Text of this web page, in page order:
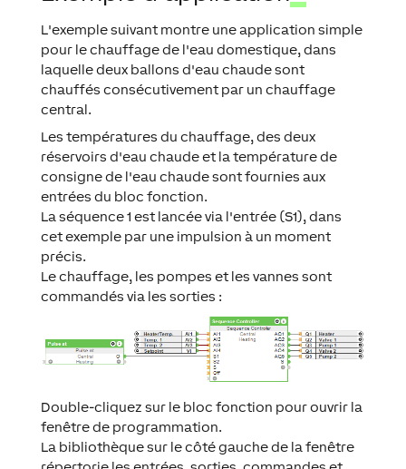
L'exemple suivant montre une application simple
pour le chauffage de l'eau domestique, dans
laquelle deux ballons d'eau chaude sont
chauffés consécutivement par un chauffage
central.
Les températures du chauffage, des deux
réservoirs d'eau chaude et la température de
consigne de l'eau chaude sont fournies aux
entrées du bloc fonction.
La séquence 1 est lancée via l'entrée (S1), dans
cet exemple par une impulsion à un moment
précis.
Le chauffage, les pompes et les vannes sont
commandés via les sorties :
Double-cliquez sur le bloc fonction pour ouvrir la
fenêtre de programmation.
La bibliothèque sur le côté gauche de la fenêtre